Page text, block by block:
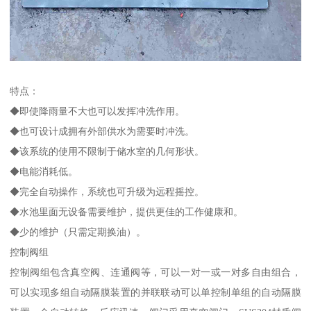
特点：
◆即使降雨量不大也可以发挥冲洗作用。
◆也可设计成拥有外部供水为需要时冲洗。
◆该系统的使用不限制于储水室的几何形状。
◆电能消耗低。
◆完全自动操作，系统也可升级为远程摇控。
◆水池里面无设备需要维护，提供更佳的工作健康和。
◆少的维护（只需定期换油）。
控制阀组
控制阀组包含真空阀、连通阀等，可以一对一或一对多自由组合，
可以实现多组自动隔膜装置的并联联动可以单控制单组的自动隔膜